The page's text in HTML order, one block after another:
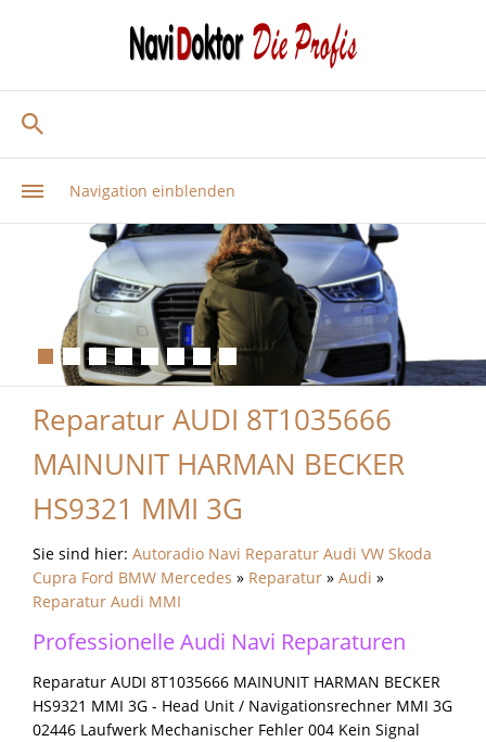
Navigation einblenden
Reparatur AUDI 8T1035666
MAINUNIT HARMAN BECKER
HS9321 MMI 3G
Sie sind hier: Autoradio Navi Reparatur Audi VW Skoda
Cupra Ford BMW Mercedes » Reparatur » Audi »
Reparatur Audi MMI
Professionelle Audi Navi Reparaturen
Reparatur AUDI 8T1035666 MAINUNIT HARMAN BECKER
HS9321 MMI 3G - Head Unit / Navigationsrechner MMI 3G
02446 Laufwerk Mechanischer Fehler 004 Kein Signal